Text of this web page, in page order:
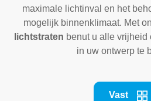
maximale lichtinval en het
mogelijk binnenklimaat. Met
lichtstraten benut u alle vrijheid
in uw ontwerp te
Vast